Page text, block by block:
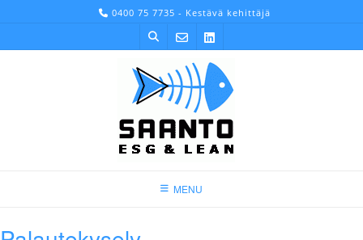
content
0400 75 7735 - Kestävä kehittäjä
MENU